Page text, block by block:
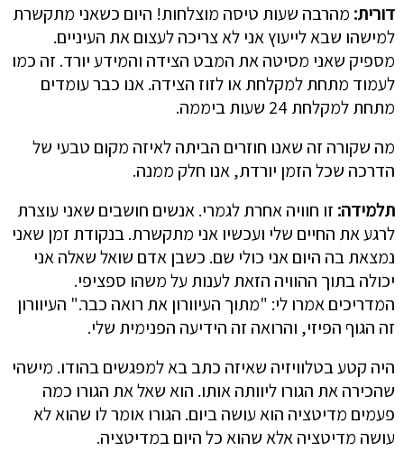
דורית: מהרבה שעות טיסה מוצלחות! היום כשאני מתקשרת
למישהו שבא לייעוץ אני לא צריכה לעצום את העיניים.
מספיק שאני מסיטה את המבט הצידה והמידע יורד. זה כמו
לעמוד מתחת למקלחת או לזוז הצידה. אנו כבר עומדים
מתחת למקלחת 24 שעות ביממה.
מה שקורה זה שאנו חוזרים הביתה לאיזה מקום טבעי של
הדרכה שכל הזמן יורדת, אנו חלק ממנה.
תלמידה: זו חוויה אחרת לגמרי. אנשים חושבים שאני עוצרת
לרגע את החיים שלי ועכשיו אני מתקשרת. בנקודת זמן שאני
נמצאת בה היום אני כולי שם. כשבן אדם שואל שאלה אני
יכולה בתוך ההוויה הזאת לענות על משהו ספציפי.
המדריכים אמרו לי: "מתוך העיוורון את רואה כבר." העיוורון
זה הגוף הפיזי, והרואה זה הידיעה הפנימית שלי.
היה קטע בטלוויזיה שאיזה כתב בא למפגשים בהודו. מישהי
שהכירה את הגורו ליוותה אותו. הוא שאל את הגורו כמה
פעמים מדיטציה הוא עושה ביום. הגורו אומר לו שהוא לא
עושה מדיטציה אלא שהוא כל היום במדיטציה.